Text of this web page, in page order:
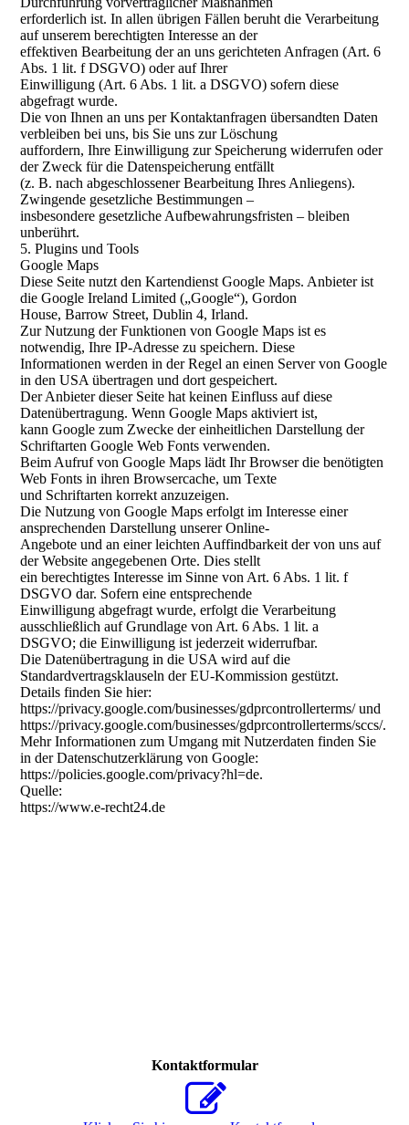
erforderlich ist. In allen übrigen Fällen beruht die Verarbeitung
auf unserem berechtigten Interesse an der
effektiven Bearbeitung der an uns gerichteten Anfragen (Art. 6
Abs. 1 lit. f DSGVO) oder auf Ihrer
Einwilligung (Art. 6 Abs. 1 lit. a DSGVO) sofern diese
abgefragt wurde.
Die von Ihnen an uns per Kontaktanfragen übersandten Daten
verbleiben bei uns, bis Sie uns zur Löschung
auffordern, Ihre Einwilligung zur Speicherung widerrufen oder
der Zweck für die Datenspeicherung entfällt
(z. B. nach abgeschlossener Bearbeitung Ihres Anliegens).
Zwingende gesetzliche Bestimmungen –
insbesondere gesetzliche Aufbewahrungsfristen – bleiben
unberührt.
5. Plugins und Tools
Google Maps
Diese Seite nutzt den Kartendienst Google Maps. Anbieter ist
die Google Ireland Limited („Google“), Gordon
House, Barrow Street, Dublin 4, Irland.
Zur Nutzung der Funktionen von Google Maps ist es
notwendig, Ihre IP-Adresse zu speichern. Diese
Informationen werden in der Regel an einen Server von Google
in den USA übertragen und dort gespeichert.
Der Anbieter dieser Seite hat keinen Einfluss auf diese
Datenübertragung. Wenn Google Maps aktiviert ist,
kann Google zum Zwecke der einheitlichen Darstellung der
Schriftarten Google Web Fonts verwenden.
Beim Aufruf von Google Maps lädt Ihr Browser die benötigten
Web Fonts in ihren Browsercache, um Texte
und Schriftarten korrekt anzuzeigen.
Die Nutzung von Google Maps erfolgt im Interesse einer
ansprechenden Darstellung unserer Online-
Angebote und an einer leichten Auffindbarkeit der von uns auf
der Website angegebenen Orte. Dies stellt
ein berechtigtes Interesse im Sinne von Art. 6 Abs. 1 lit. f
DSGVO dar. Sofern eine entsprechende
Einwilligung abgefragt wurde, erfolgt die Verarbeitung
ausschließlich auf Grundlage von Art. 6 Abs. 1 lit. a
DSGVO; die Einwilligung ist jederzeit widerrufbar.
Die Datenübertragung in die USA wird auf die
Standardvertragsklauseln der EU-Kommission gestützt.
Details finden Sie hier:
https://privacy.google.com/businesses/gdprcontrollerterms/ und
https://privacy.google.com/businesses/gdprcontrollerterms/sccs/.
Mehr Informationen zum Umgang mit Nutzerdaten finden Sie
in der Datenschutzerklärung von Google:
https://policies.google.com/privacy?hl=de.
Quelle:
https://www.e-recht24.de
Kontaktformular